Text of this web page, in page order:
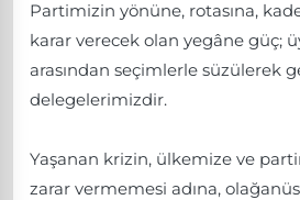
Partimizin yönüne, rotasına,
karar verecek olan yegâne güç;
arasından seçimlerle süzülerek
delegelerimizdir.
Yaşanan krizin, ülkemize ve
zarar vermemesi adına,